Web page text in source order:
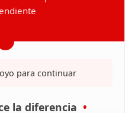
para continuar
la diferencia